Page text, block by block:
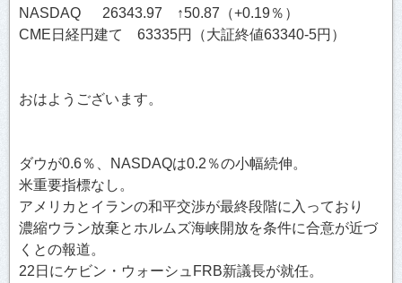
NASDAQ 26343.97 ↑50.87（+0.19％）
CME日経円建て 63335円（大証終値63340-5円）
おはようございます。
ダウが0.6％、NASDAQは0.2％の小幅続伸。
米重要指標なし。
アメリカとイランの和平交渉が最終段階に入っており
濃縮ウラン放棄とホルムズ海峡開放を条件に合意が近づ
くとの報道。
22日にケビン・ウォーシュFRB新議長が就任。